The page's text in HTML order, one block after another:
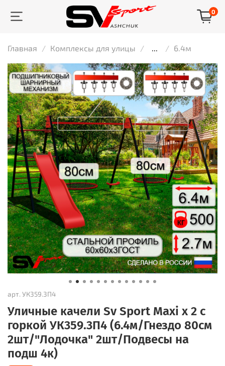
0
Главная Комплексы для улицы ... 6.4м
арт. УК359.3П4
Уличные качели Sv Sport Maxi х 2 с
горкой УК359.3П4 (6.4м/Гнездо 80см
2шт/"Лодочка" 2шт/Подвесы на
подш 4к)